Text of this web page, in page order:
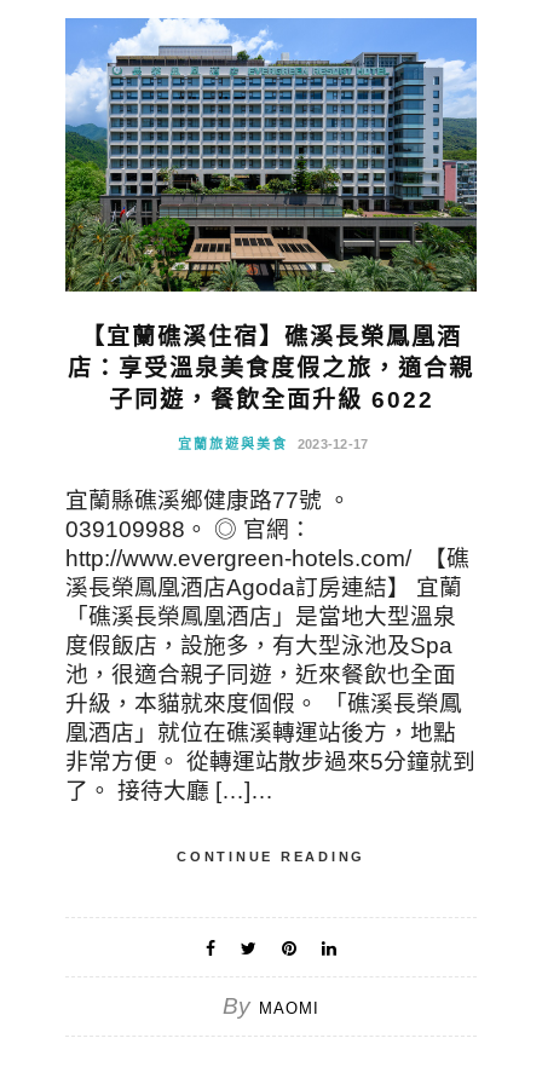
【宜蘭礁溪住宿】礁溪長榮鳳凰酒
店：享受溫泉美食度假之旅，適合親
子同遊，餐飲全面升級 6022
宜蘭旅遊與美食 2023-12-17
宜蘭縣礁溪鄉健康路77號 。
039109988。 ◎ 官網：
http://www.evergreen-hotels.com/ 【礁
溪長榮鳳凰酒店Agoda訂房連結】 宜蘭
「礁溪長榮鳳凰酒店」是當地大型溫泉
度假飯店，設施多，有大型泳池及Spa
池，很適合親子同遊，近來餐飲也全面
升級，本貓就來度個假。 「礁溪長榮鳳
凰酒店」就位在礁溪轉運站後方，地點
非常方便。 從轉運站散步過來5分鐘就到
了。 接待大廳 […]…
CONTINUE READING
By MAOMI